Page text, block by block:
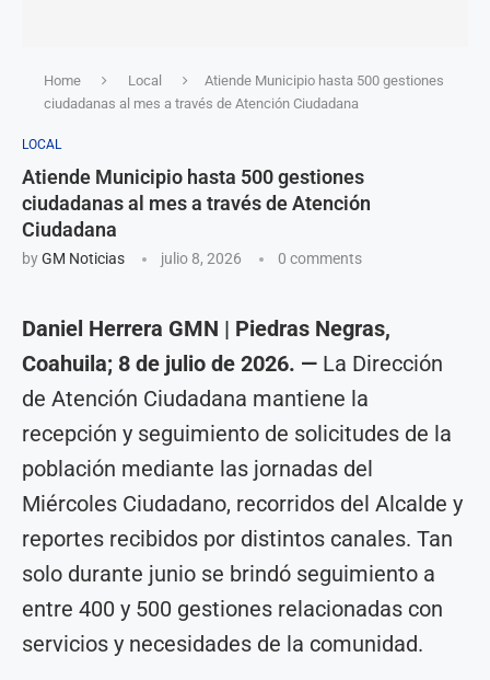
Home Local
Atiende Municipio hasta 500 gestiones
ciudadanas al mes a través de Atención Ciudadana
LOCAL
Atiende Municipio hasta 500 gestiones
ciudadanas al mes a través de Atención
Ciudadana
byGM Noticias julio 8, 2026 0 comments
Daniel Herrera GMN | Piedras Negras,
Coahuila; 8 de julio de 2026. — La Dirección
de Atención Ciudadana mantiene la
recepción y seguimiento de solicitudes de la
población mediante las jornadas del
Miércoles Ciudadano, recorridos del Alcalde y
reportes recibidos por distintos canales. Tan
solo durante junio se brindó seguimiento a
entre 400 y 500 gestiones relacionadas con
servicios y necesidades de la comunidad.